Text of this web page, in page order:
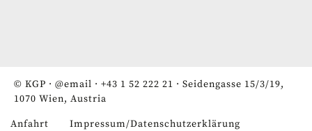
© KGP · @email · +43 1 52 222 21 · Seidengasse 15/3/19,
1070 Wien, Austria
Anfahrt Impressum/Datenschutzerklärung